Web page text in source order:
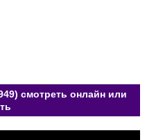
смотреть онлайн или